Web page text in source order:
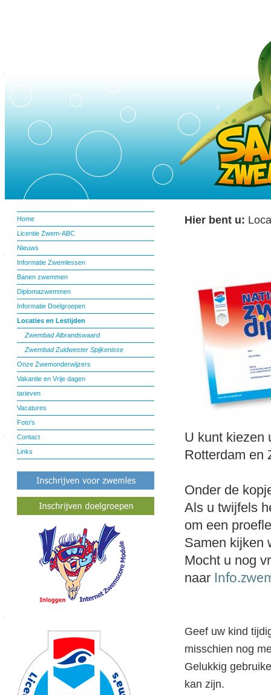
Home
Licentie Zwem-ABC
Nieuws
Informatie Zwemlessen
Banen zwemmen
Diplomazwemmen
Informatie Doelgroepen
Locaties en Lestijden
Zwembad Albrandswaard
Zwembad Zuidwester Spijkenisse
Onze Zwemonderwijzers
Vakantie en Vrije dagen
tarieven
Vacatures
Foto's
Contact
Links
Hier bent u:
U kunt kiezen
Rotterdam en
Onder de
Als u twijfels
om een
Samen kijken
Mocht u nog
naar
Geef uw kind
misschien nog
Gelukkig
kan zijn.